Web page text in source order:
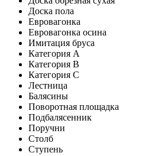
Доска пола
Евровагонка
Евровагонка осина
Имитация бруса
Категория A
Категория B
Категория C
Лестница
Балясины
Поворотная площадка
Подбалясенник
Поручни
Столб
Ступень